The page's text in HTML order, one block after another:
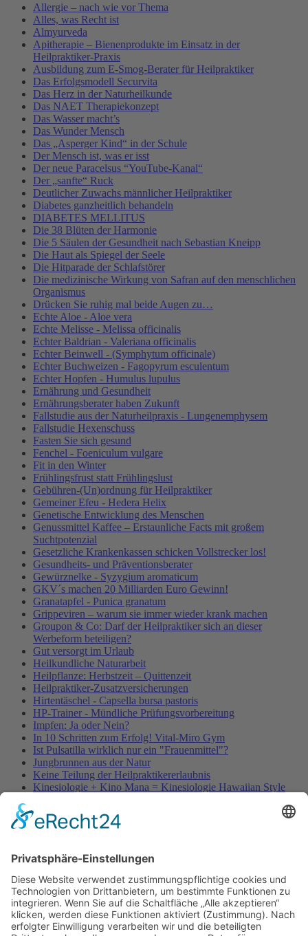
Allergie – nach wie vor Thema
Alles, was Recht ist
Almyurveda
Apitherapie – Bienenprodukte im Einsatz in der
Heilpraktiker-Praxis
Ausbildung zum E-Smog-Berater für Heilpraktiker
Das Erfolgsmodell Securvita
Das Herz in der Naturheilkunde
Das NAET Therapiekonzept
Das Wasser macht’s
Das Wunder Mensch
Das „Asperger Kind“ in der Schule
Der Mensch ist, was er isst
Der neue Paracelsus “YouTube-Kanal“
Der „sanfte“ Ruck
Deutlicher Zuwachs männlicher Heilpraktiker
Diabetes ganzheitlich behandeln
DIABETES MELLITUS
Die 38 Blüten der Harmonie
Die 5 Säulen der Gesundheit nach Sebastian Kneipp
Die Haut als Spiegel der Seele
Die Hitparade der Schlafstörer
Die medizinische Wirkung von Safran auf den menschlichen
Organismus
Drücken Sie ruhig mal beide Augen zu…
Echte Aloe - Aloe vera
Echte Melisse - Melissa officinalis
Echter Baldrian - Valeriana officinalis
Echter Beinwell - (Symphytum officinale)
Echter Buchweizen - Fagopyrum esculentum
Echter Hopfen - Humulus lupulus
Ernährung und Gesundheit
Ernährungsberater haben Zukunft
Fallstudie aus der Naturheilpraxis - Lungenemphysem
Fallstudie Hexenschuss
Fasten Sie sich gesund
Fenchel - Foeniculum vulgare
Fit in den Winter
Frühlingsfrust statt Frühlingslust
Gebühren-(Un)ordnung für Heilpraktiker
Gemeiner Efeu - Hedera Helix
Genetische Entwicklung des Menschen
Genussmittel Kaffee – Erstaunliche Facts mit großem
Suchtpotenzial
Gesetzliche Krankenkassen schicken Vollstrecker los!
Gesundheits- und Präventionsberater
Gewürznelke - Syzygium aromaticum
GKV´s machen 20 Milliarden Euro Gewinn!
Granatapfel - Punica granatum
Grippeviren – warum sie immer wieder krank machen
Groupon & Co: Darf der Heilpraktiker sich an dieser
Werbeform beteiligen?
Gut versorgt im Urlaub
Heilkundliche Naturarbeit
Heilpflanze: Herbstzeit – Quittenzeit
Heilpraktiker-Zusatzversicherungen
Hirtentäschel - Capsella bursa pastoris
HP-Trainer - Mündliche Prüfungsvorbereitung
Impfen: Ja oder Nein?
In 10 Schritten zum Erfolg! Vital-Miro Gym
Ist Pulsatilla wirklich nur ein "Frauenmittel"?
Jungbrunnen aus der Natur
Keine Teilung der Heilpraktikererlaubnis
Kinesiologie + Kino Mana = Kinesiologie Hawaiian Style
Kleine Würmer als Wunderheiler
Knoblauch - Allium sativum
MRSA-Killerkeime in deutschen Krankenhäusern
NATURHEILKUNDE & PSYCHOTHERAPIE HEUTE
Natürliche Anti-Falten-Wunderwaffe: Hyaluron
Natürliche Apotheke – Heilpflanze Ingwer
Olivenöl - nicht nur ein Lebensmittel